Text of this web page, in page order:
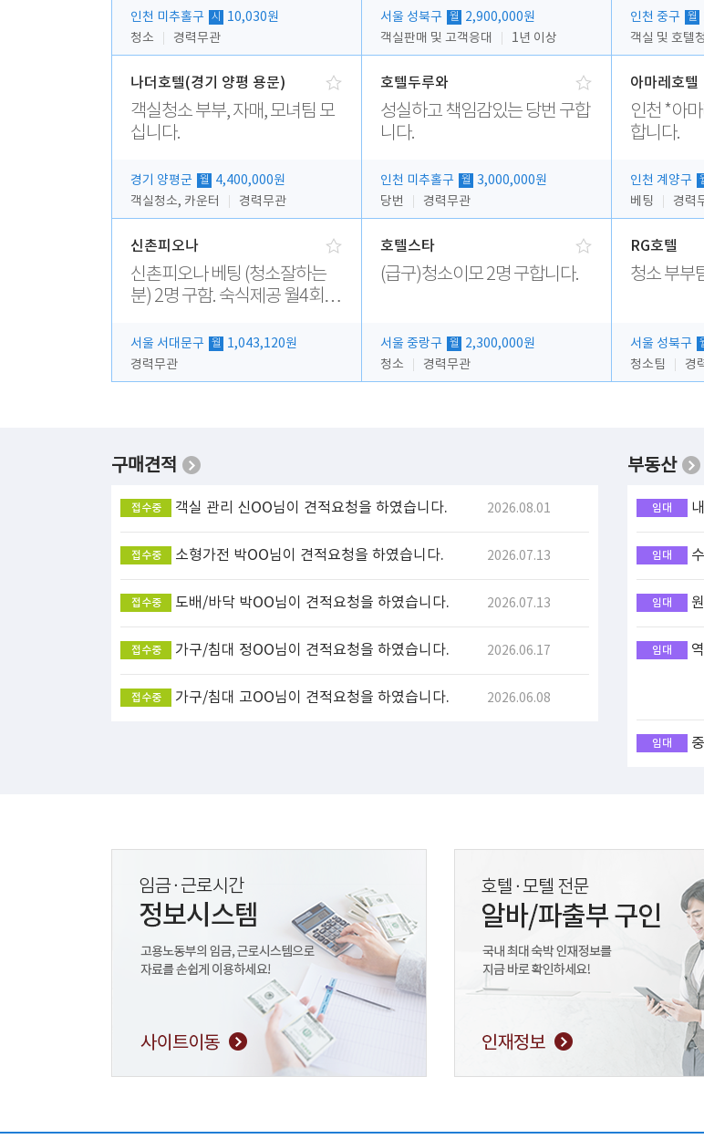
인천 미추홀구 시
10,030원
청소
경력무관
서울 성북구 월
2,900,000원
객실판매 및 고객응대
1년 이상
인천 중구 월
객실 및 호텔
나더호텔(경기 양평 용문)
객실청소 부부, 자매, 모녀팀 모
십니다.
경기 양평군 월
4,400,000원
객실청소, 카운터
경력무관
호텔두루와
성실하고 책임감있는 당번 구합
니다.
인천 미추홀구 월
3,000,000원
당번
경력무관
아마레호텔
인천 *아
합니다.
인천 계양구
베팅
경력
신촌피오나
신촌피오나 베팅 (청소잘하는
분) 2명 구함. 숙식제공 월4회휴
서울 서대문구 월
1,043,120원
경력무관
호텔스타
(급구)청소이모 2명 구합니다.
서울 중랑구 월
2,300,000원
청소
경력무관
RG호텔
청소 부부
서울 성북구
청소팀
경
구매견적
객실 관리
접수중 신OO님이 견적요청을 하였습니다. 2026.08.01
소형가전
접수중 박OO님이 견적요청을 하였습니다. 2026.07.13
도배/바닥
접수중 박OO님이 견적요청을 하였습니다. 2026.07.13
가구/침대
접수중 정OO님이 견적요청을 하였습니다. 2026.06.17
가구/침대
접수중 고OO님이 견적요청을 하였습니다. 2026.06.08
부동산
임대
임대
임대
임대
임대